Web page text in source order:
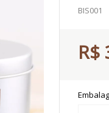
BIS001
R$